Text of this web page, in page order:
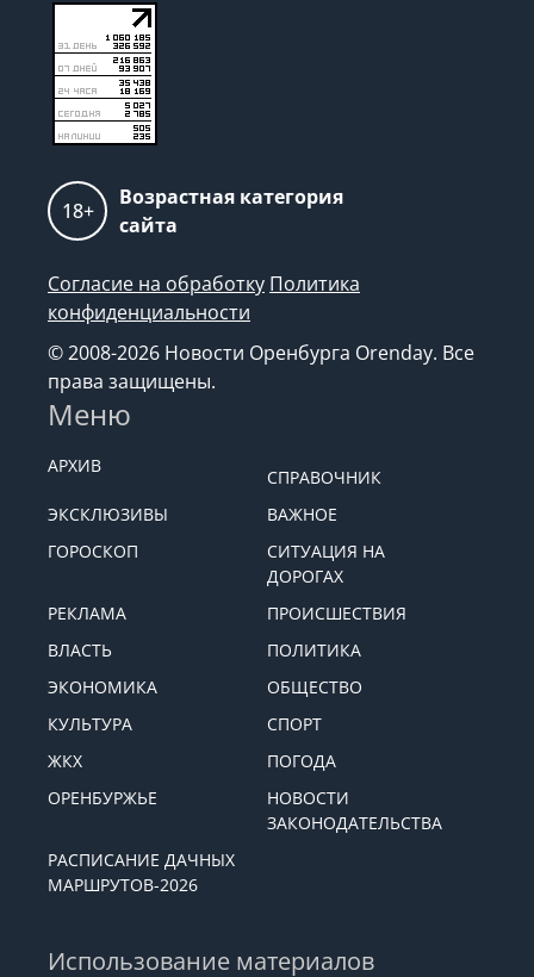
18+
Возрастная категория
сайта
Согласие на обработку Политика
конфиденциальности
© 2008-2026 Новости Оренбурга Orenday. Все
права защищены.
Меню
АРХИВ
СПРАВОЧНИК
ЭКСКЛЮЗИВЫ
ВАЖНОЕ
ГОРОСКОП
СИТУАЦИЯ НА
ДОРОГАХ
РЕКЛАМА
ПРОИСШЕСТВИЯ
ВЛАСТЬ
ПОЛИТИКА
ЭКОНОМИКА
ОБЩЕСТВО
КУЛЬТУРА
СПОРТ
ЖКХ
ПОГОДА
ОРЕНБУРЖЬЕ
НОВОСТИ
ЗАКОНОДАТЕЛЬСТВА
РАСПИСАНИЕ ДАЧНЫХ
МАРШРУТОВ-2026
Использование материалов